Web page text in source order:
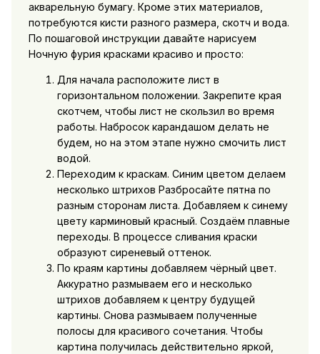
акварельную бумагу. Кроме этих материалов,
потребуются кисти разного размера, скотч и вода.
По пошаговой инструкции давайте нарисуем
Ночную фурия красками красиво и просто:
Для начала расположите лист в
горизонтальном положении. Закрепите края
скотчем, чтобы лист не скользил во время
работы. Набросок карандашом делать не
будем, но на этом этапе нужно смочить лист
водой.
Переходим к краскам. Синим цветом делаем
несколько штрихов Разбросайте пятна по
разным сторонам листа. Добавляем к синему
цвету карминовый красный. Создаём плавные
переходы. В процессе сливания краски
образуют сиреневый оттенок.
По краям картины добавляем чёрный цвет.
Аккуратно размываем его и несколько
штрихов добавляем к центру будущей
картины. Снова размываем полученные
полосы для красивого сочетания. Чтобы
картина получилась действительно яркой,